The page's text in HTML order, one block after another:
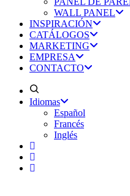
WALL PANEL
INSPIRACIÓN
CATÁLOGOS
MARKETING
EMPRESA
CONTACTO
Idiomas
Español
Francés
Inglés